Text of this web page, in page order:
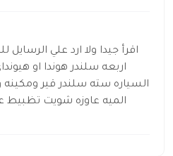
اقرأ جيدا ولا ارد علي
اربعه سلندر هوندا او
السياره سته سلندر قير ومكينه
الميه عاوزه شويت